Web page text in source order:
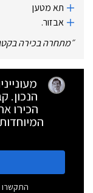
תא מטען
אבזור.
״מתחרה בכירה
הנכון.
הכירו
התקשרו